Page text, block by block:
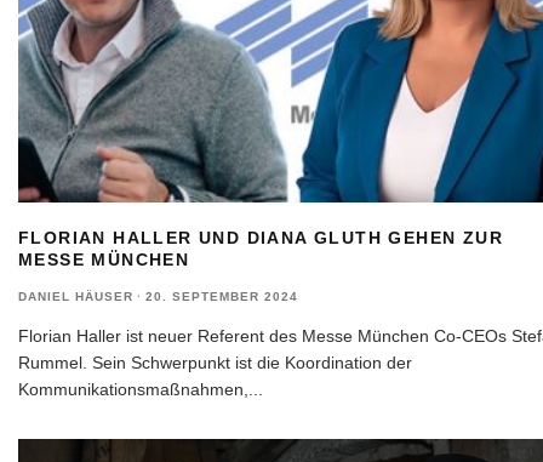
FLORIAN HALLER UND DIANA GLUTH GEHEN ZUR
MESSE MÜNCHEN
DANIEL HÄUSER · 20. SEPTEMBER 2024
Florian Haller ist neuer Referent des Messe München Co-CEOs
Rummel. Sein Schwerpunkt ist die Koordination der
Kommunikationsmaßnahmen,